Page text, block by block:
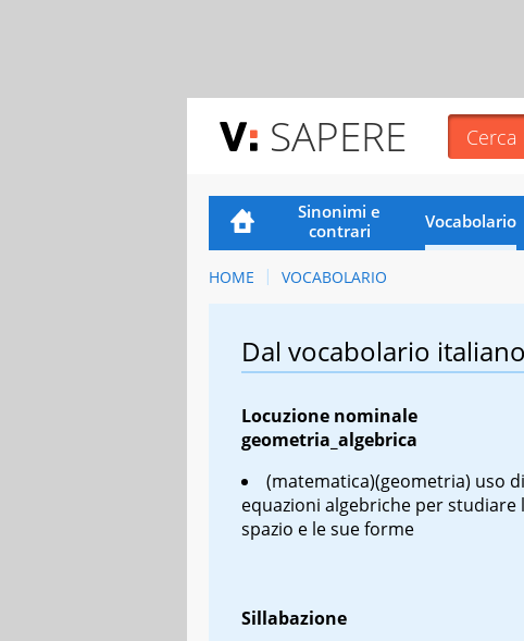
SAPERE
Sinonimi e
contrari
Vocabolario
HOME VOCABOLARIO
Dal vocabolario
Locuzione nominale
geometria_algebrica
(matematica)(geometria) uso di
equazioni algebriche per studiare
spazio e le sue forme
Sillabazione